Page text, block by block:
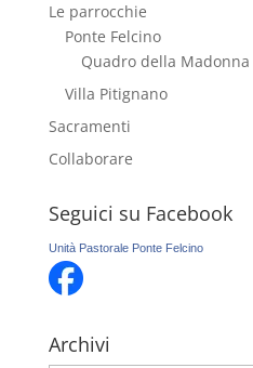
Le parrocchie
Ponte Felcino
Quadro della
Villa Pitignano
Sacramenti
Collaborare
Seguici su Facebook
Unità Pastorale Ponte Felcino
Archivi